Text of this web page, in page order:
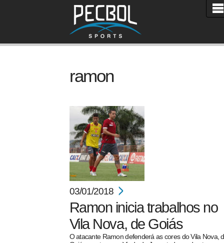
ramon
03/01/2018
Ramon inicia trabalhos no
Vila Nova, de Goiás
O atacante Ramon defenderá as cores do Vila Nova,